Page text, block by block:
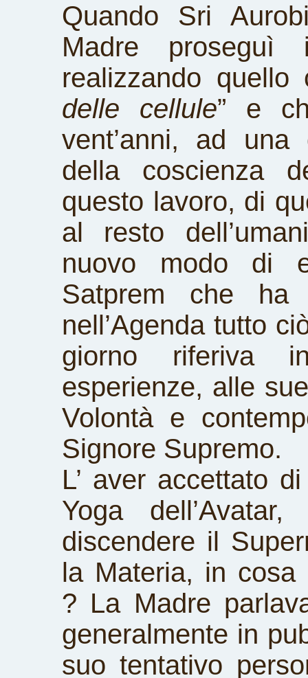
Quando Sri
Madre
realizzando
delle cellule” e
vent’anni, ad una
della coscienza
questo lavoro, di
al resto
nuovo modo di
Satprem che ha
nell’Agenda tutto
giorno riferiva
esperienze, alle
Volontà e
Signore Supremo.
L’ aver accettato
Yoga
discendere il
la Materia, in cosa
? La Madre
generalmente in
suo tentativo